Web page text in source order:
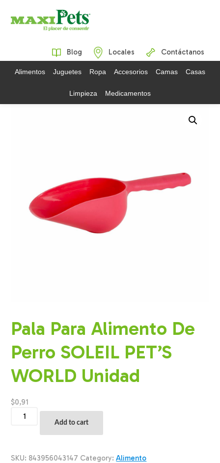
Blog Locales Contáctanos
Alimentos Juguetes Ropa Accesorios Camas Casas
Limpieza Medicamentos
Pala Para Alimento De
Perro SOLEIL PET’S
WORLD Unidad
$0,91
Para
SOLEIL
Add to cart
SKU: 843956043147 Category:Alimento